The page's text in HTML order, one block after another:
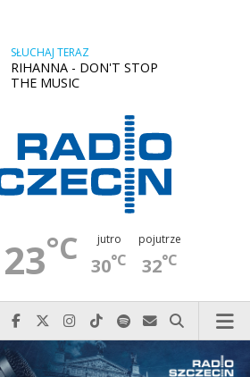
SŁUCHAJ TERAZ
RIHANNA - DON'T STOP
THE MUSIC
23°C jutro
30°C
pojutrze
32°C
Najlepiej po prostu do nas zadzwoń
Odwiedź nas na Facebook-u
Odwiedź nas na X
Odwiedź nas na Instagram-ie
Odwiedź nas na TikTok-u
Szukaj nas na Spotify
Wyślij do nas
Szukaj